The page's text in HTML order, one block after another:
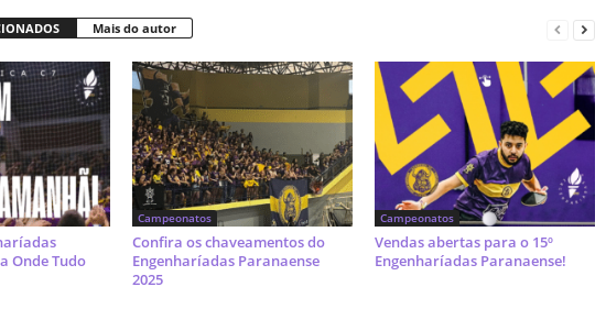
Mais do autor
Onde Tudo
Campeonatos
Confira os chaveamentos do
Engenharíadas Paranaense
2025
Campeonatos
Vendas abertas para o 15º
Engenharíadas Paranaense!